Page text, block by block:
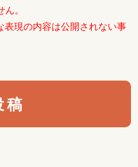
。
現の内容は公開されない事